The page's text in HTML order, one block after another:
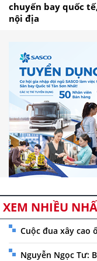
chuyến bay quốc
nội địa
XEM NHIỀU
Cuộc đua xây cao
Nguyễn Ngọc Tư: